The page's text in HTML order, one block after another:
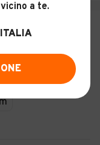
a te.